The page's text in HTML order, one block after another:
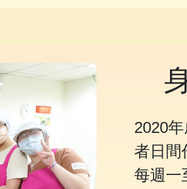
2020
者日間
每週一